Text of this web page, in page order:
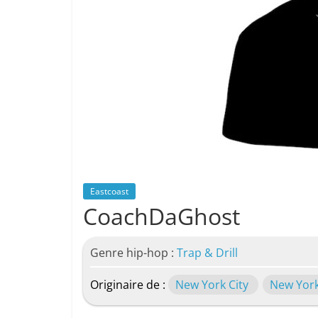
Eastcoast
CoachDaGhost
Genre hip-hop : Trap & Drill
Originaire de : New York City New